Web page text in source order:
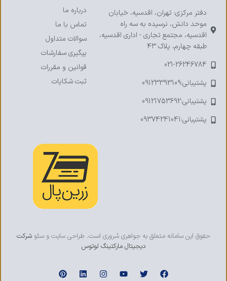
دفتر مرکزی: تهران، اقدسیه، خیابان
موحد دانش، نرسیده به سه راه
اقدسیه، مجتمع تجاری - اداری اقدسیه،
طبقه چهارم، پلاک ۴۳
021-26246784
پشتیبانی:09123393109
پشتیبانی:09121753692
پشتیبانی:09374241041
درباره ما
تماس با ما
سوالات متداول
پیگیری سفارشات
قوانین و مقررات
ثبت شکایات
حقوق این سامانه متعلق به جواهری سُروری است. طراحی سایت و سئو شرکت
دیجیتال مارکتینگ لوتوس